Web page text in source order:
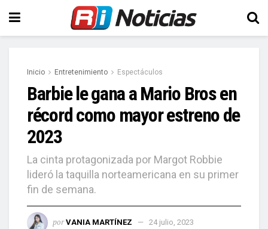
Inicio Entretenimiento Espectáculos
Barbie le gana a Mario Bros en
récord como mayor estreno de
2023
La cinta protagonizada por Margot Robbie
lideró la taquilla norteamericana en su primer
fin de semana.
por VANIA MARTÍNEZ 24 julio, 2023